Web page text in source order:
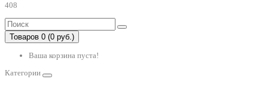
408
Товаров 0 (0 руб.)
Ваша корзина пуста!
Категории